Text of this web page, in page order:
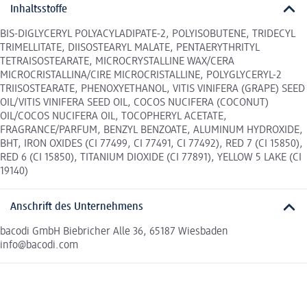
Inhaltsstoffe
BIS-DIGLYCERYL POLYACYLADIPATE-2, POLYISOBUTENE, TRIDECYL
TRIMELLITATE, DIISOSTEARYL MALATE, PENTAERYTHRITYL
TETRAISOSTEARATE, MICROCRYSTALLINE WAX/CERA
MICROCRISTALLINA/CIRE MICROCRISTALLINE, POLYGLYCERYL-2
TRIISOSTEARATE, PHENOXYETHANOL, VITIS VINIFERA (GRAPE) SEED
OIL/VITIS VINIFERA SEED OIL, COCOS NUCIFERA (COCONUT)
OIL/COCOS NUCIFERA OIL, TOCOPHERYL ACETATE,
FRAGRANCE/PARFUM, BENZYL BENZOATE, ALUMINUM HYDROXIDE,
BHT, IRON OXIDES (CI 77499, CI 77491, CI 77492), RED 7 (CI 15850),
RED 6 (CI 15850), TITANIUM DIOXIDE (CI 77891), YELLOW 5 LAKE (CI
19140)
Anschrift des Unternehmens
bacodi GmbH Biebricher Alle 36, 65187 Wiesbaden
info@bacodi.com